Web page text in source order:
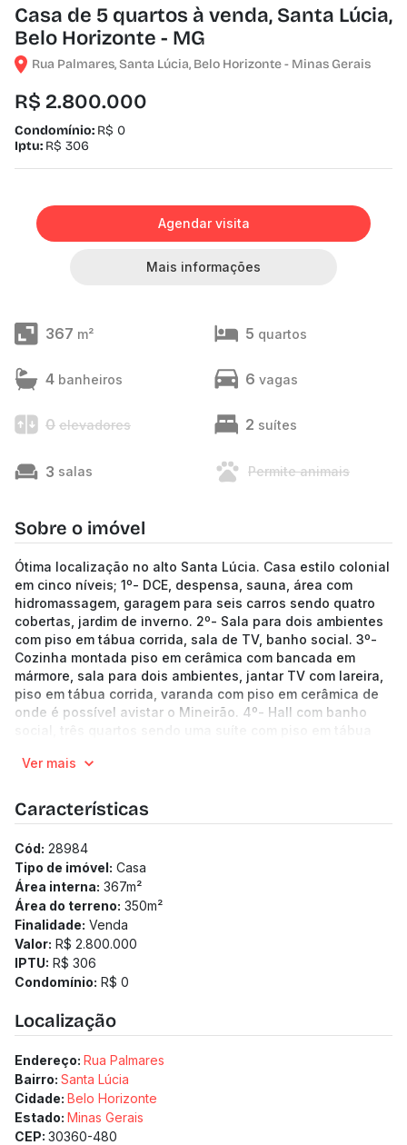
Casa de 5 quartos à venda, Santa Lúcia,
Belo Horizonte - MG
Rua Palmares, Santa Lúcia, Belo Horizonte - Minas Gerais
R$ 2.800.000
Condomínio: R$ 0
Iptu: R$ 306
Agendar visita
Mais informações
367 m² 5 quartos
4 banheiros 6 vagas
0 elevadores 2 suítes
3 salas Permite animais
Sobre o imóvel
Ótima localização no alto Santa Lúcia. Casa estilo colonial
em cinco níveis; 1º- DCE, despensa, sauna, área com
hidromassagem, garagem para seis carros sendo quatro
cobertas, jardim de inverno. 2º- Sala para dois ambientes
com piso em tábua corrida, sala de TV, banho social. 3º-
Cozinha montada piso em cerâmica com bancada em
mármore, sala para dois ambientes, jantar TV com lareira,
piso em tábua corrida, varanda com piso em cerâmica de
onde é possível avistar o Mineirão. 4º- Hall com banho
social, três quartos sendo uma suíte com piso em tábua
varanda.
Ver mais
Características
Cód: 28984
Tipo de imóvel: Casa
Área interna: 367m²
Área do terreno: 350m²
Finalidade: Venda
Valor: R$ 2.800.000
IPTU: R$ 306
Condomínio: R$ 0
Localização
Endereço: Rua Palmares
Bairro: Santa Lúcia
Cidade: Belo Horizonte
Estado: Minas Gerais
CEP: 30360-480